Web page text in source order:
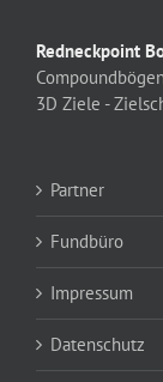
Redneckpoint
Compoundbögen
3D Ziele -
Partner
Fundbüro
Impressum
Datenschutz